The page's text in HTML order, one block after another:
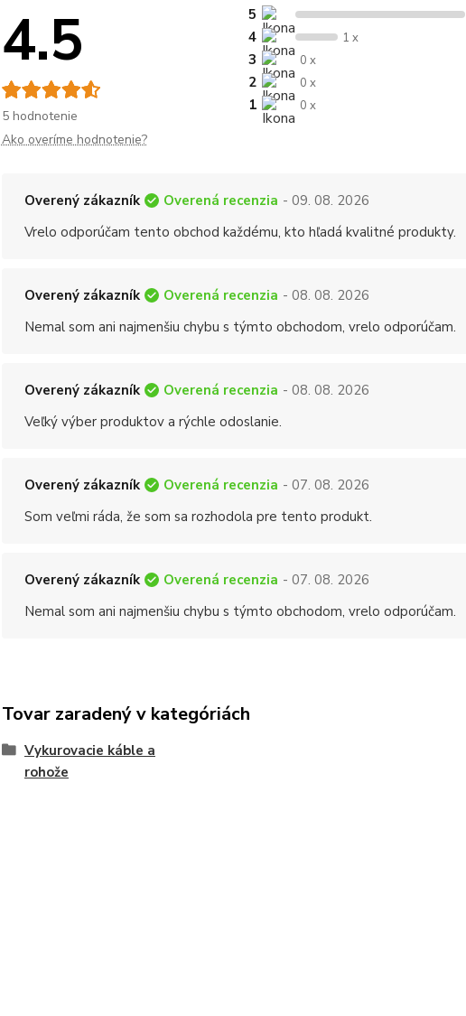
4.5
5 hodnotenie
5
4
1 x
3 0 x
2 0 x
1 0 x
Ako overíme hodnotenie?
Overený zákazník Overená recenzia - 09. 08. 2026
Vrelo odporúčam tento obchod každému, kto hľadá kvalitné produkty.
Overený zákazník Overená recenzia - 08. 08. 2026
Nemal som ani najmenšiu chybu s týmto obchodom, vrelo odporúčam.
Overený zákazník Overená recenzia - 08. 08. 2026
Veľký výber produktov a rýchle odoslanie.
Overený zákazník Overená recenzia - 07. 08. 2026
Som veľmi ráda, že som sa rozhodola pre tento produkt.
Overený zákazník Overená recenzia - 07. 08. 2026
Nemal som ani najmenšiu chybu s týmto obchodom, vrelo odporúčam.
Tovar zaradený v kategóriách
Vykurovacie káble a
rohože